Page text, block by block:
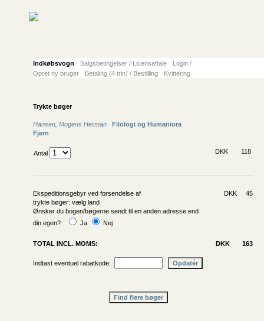
Indkøbsvogn Salgsbetingelser / Licensaftale
Login /
Opret ny bruger
Betaling (4 trin) / Bestilling Kvittering
Trykte bøger
Hansen, Mogens Herman
Filologi og Humaniora
Fjern
Antal DKK 118
Ekspeditionsgebyr ved forsendelse af
trykte bøger: vælg land
DKK 45
Ønsker du bogen/bøgerne sendt til en anden adresse end
din egen?
Ja Nej
TOTAL INCL. MOMS: DKK 163
Indtast eventuel rabatkode: